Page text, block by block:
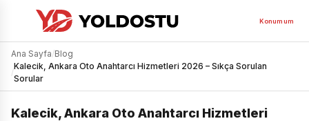
Konumum
Ana Sayfa/Blog
/
Kalecik, Ankara Oto Anahtarcı Hizmetleri 2026 – Sıkça Sorulan
Sorular
Kalecik, Ankara Oto Anahtarcı Hizmetleri